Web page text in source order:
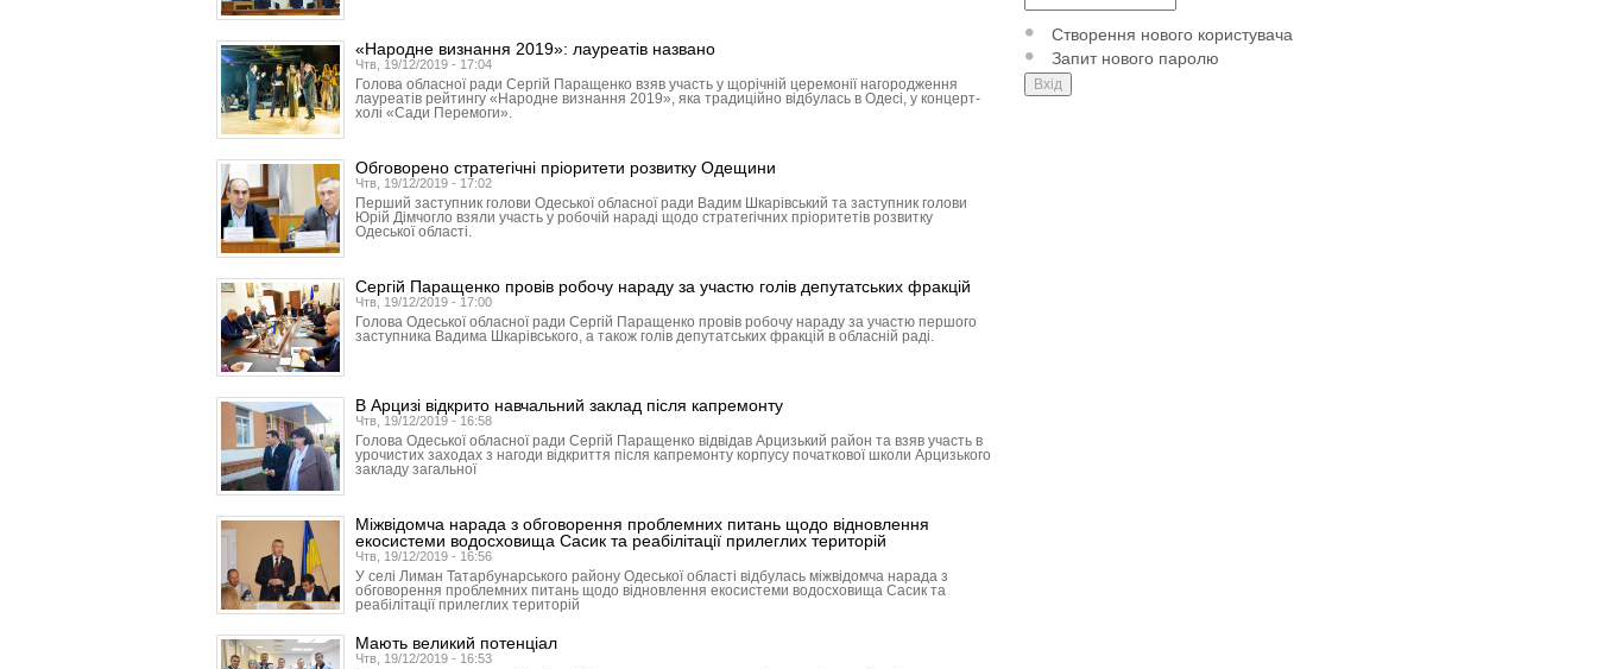
«Народне визнання 2019»: лауреатів названо
Чтв, 19/12/2019 - 17:04
Голова обласної ради Сергій Паращенко взяв участь у щорічній церемонії нагородження
лауреатів рейтингу «Народне визнання 2019», яка традиційно відбулась в Одесі, у концерт-
холі «Сади Перемоги».
Обговорено стратегічні пріоритети розвитку Одещини
Чтв, 19/12/2019 - 17:02
Перший заступник голови Одеської обласної ради Вадим Шкарівський та заступник голови
Юрій Дімчогло взяли участь у робочій нараді щодо стратегічних пріоритетів розвитку
Одеської області.
Сергій Паращенко провів робочу нараду за участю голів депутатських фракцій
Чтв, 19/12/2019 - 17:00
Голова Одеської обласної ради Сергій Паращенко провів робочу нараду за участю першого
заступника Вадима Шкарівського, а також голів депутатських фракцій в обласній раді.
В Арцизі відкрито навчальний заклад після капремонту
Чтв, 19/12/2019 - 16:58
Голова Одеської обласної ради Сергій Паращенко відвідав Арцизький район та взяв участь в
урочистих заходах з нагоди відкриття після капремонту корпусу початкової школи Ар­цизького
закладу загальної
Міжвідомча нарада з обговорення проблемних питань щодо відновлення
екосистеми водосховища Сасик та реабілітації прилеглих територій
Чтв, 19/12/2019 - 16:56
У селі Лиман Татарбунарського району Одеської області від­булась міжвідомча нарада з
обговорення проблемних питань щодо відновлення екосистеми водосховища Сасик та
реабілітації прилеглих територій
Мають великий потенціал
Чтв, 19/12/2019 - 16:53
Створення нового користувача
Запит нового паролю